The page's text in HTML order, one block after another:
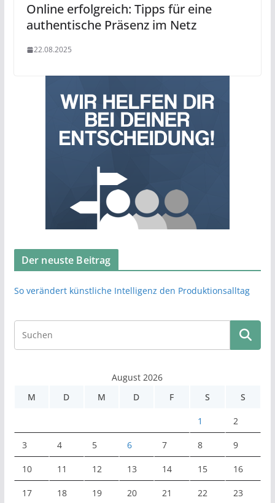
Online erfolgreich: Tipps für eine
authentische Präsenz im Netz
22.08.2025
Der neuste Beitrag
So verändert künstliche Intelligenz den Produktionsalltag
August 2026
M
D M D F S S
1 2
3 4 5 6 7 8 9
10 11 12 13 14 15 16
17 18 19 20 21 22 23